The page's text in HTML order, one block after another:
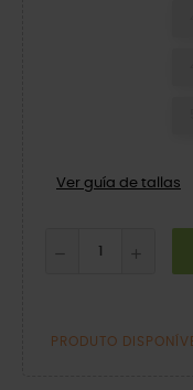
Ver guía de tallas
PRODUTO